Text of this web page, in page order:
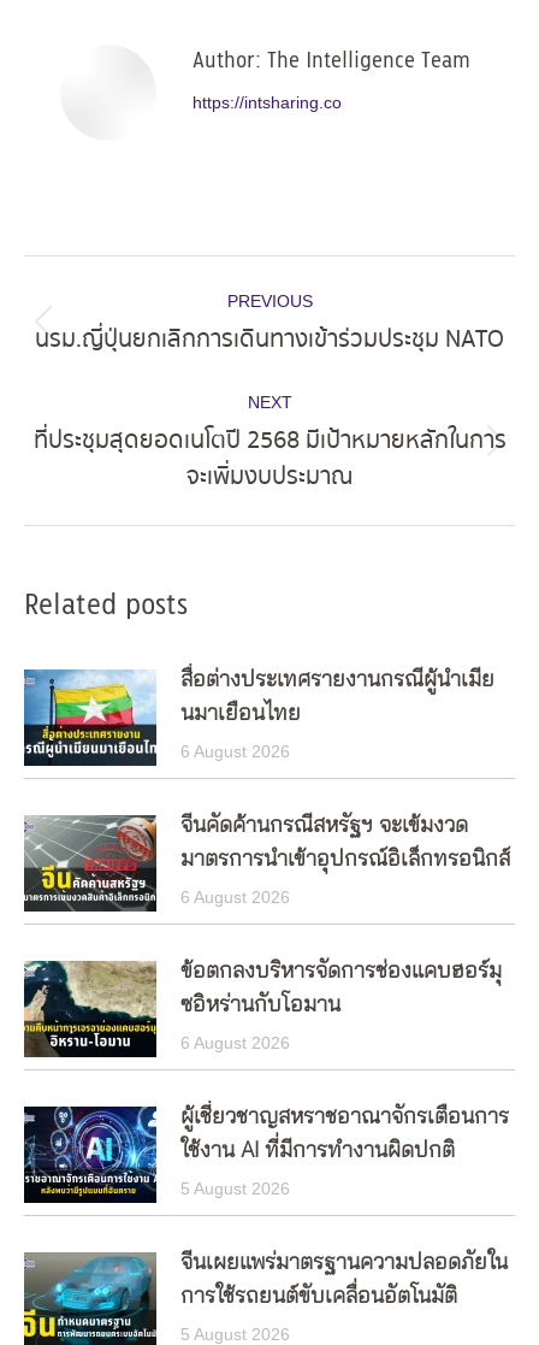
Author: The Intelligence Team
https://intsharing.co
navigation
PREVIOUS
Previous
นรม.ญี่ปุ่นยกเลิกการเดินทางเข้าร่วมประชุม NATO
NEXT
post:
ที่ประชุมสุดยอดเนโตปี 2568 มีเป้าหมายหลักในการ
จะเพิ่มงบประมาณ
Related posts
สื่อต่างประเทศรายงานกรณีผู้นำเมีย
นมาเยือนไทย
6 August 2026
จีนคัดค้านกรณีสหรัฐฯ จะเข้มงวด
มาตรการนำเข้าอุปกรณ์อิเล็กทรอนิกส์
6 August 2026
ข้อตกลงบริหารจัดการช่องแคบฮอร์มุ
ซอิหร่านกับโอมาน
6 August 2026
ผู้เชี่ยวชาญสหราชอาณาจักรเตือนการ
ใช้งาน AI ที่มีการทำงานผิดปกติ
5 August 2026
จีนเผยแพร่มาตรฐานความปลอดภัยใน
การใช้รถยนต์ขับเคลื่อนอัตโนมัติ
5 August 2026